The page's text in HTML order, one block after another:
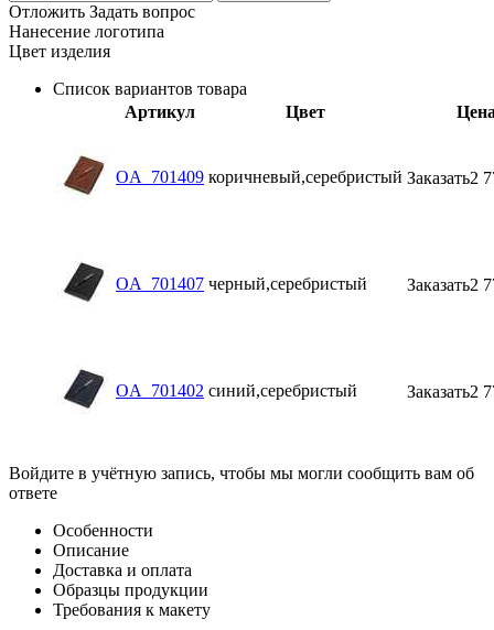
Отложить Задать вопрос
Нанесение логотипа
Цвет изделия
Список вариантов товара
Артикул
Цвет
OA_701409 коричневый,серебристый Заказать2
OA_701407 черный,серебристый Заказать2
OA_701402 синий,серебристый Заказать2
Войдите в учётную запись, чтобы мы могли сообщить вам об
ответе
Особенности
Описание
Доставка и оплата
Образцы продукции
Требования к макету